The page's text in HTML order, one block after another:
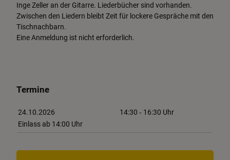
Inge Zeller an der Gitarre. Liederbücher sind vorhanden.
Zwischen den Liedern bleibt Zeit für lockere Gespräche mit den
Tischnachbarn.
Eine Anmeldung ist nicht erforderlich.
Termine
24.10.2026 14:30 ‐ 16:30 Uhr
Einlass ab 14:00 Uhr